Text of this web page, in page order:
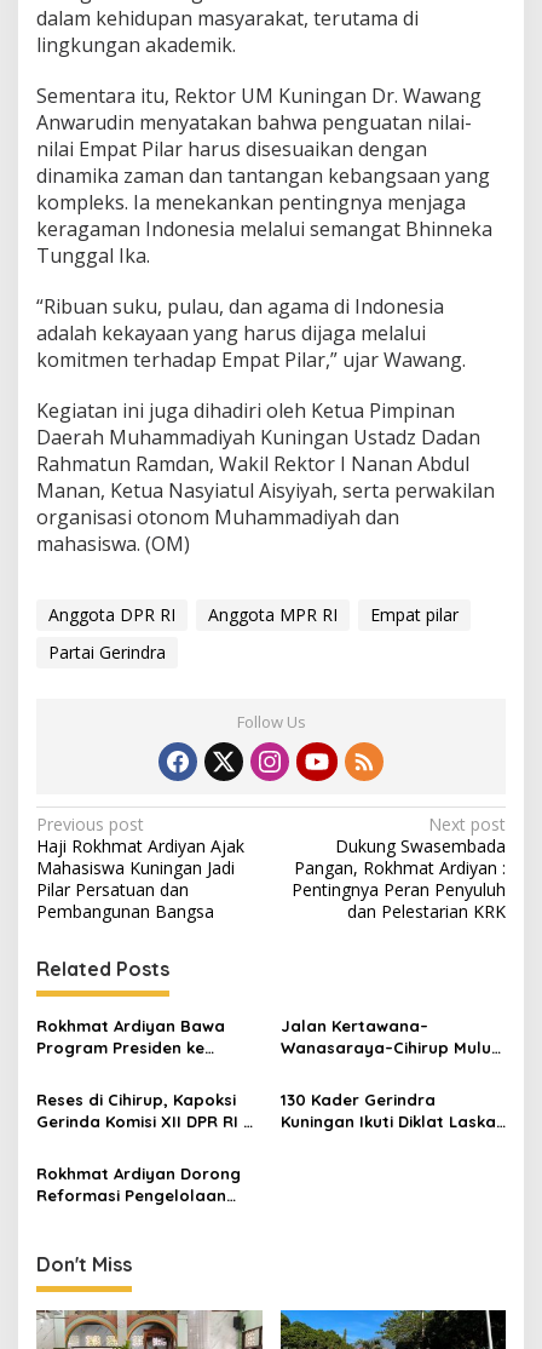
dalam kehidupan masyarakat, terutama di
lingkungan akademik.
Sementara itu, Rektor UM Kuningan Dr. Wawang
Anwarudin menyatakan bahwa penguatan nilai-
nilai Empat Pilar harus disesuaikan dengan
dinamika zaman dan tantangan kebangsaan yang
kompleks. Ia menekankan pentingnya menjaga
keragaman Indonesia melalui semangat Bhinneka
Tunggal Ika.
“Ribuan suku, pulau, dan agama di Indonesia
adalah kekayaan yang harus dijaga melalui
komitmen terhadap Empat Pilar,” ujar Wawang.
Kegiatan ini juga dihadiri oleh Ketua Pimpinan
Daerah Muhammadiyah Kuningan Ustadz Dadan
Rahmatun Ramdan, Wakil Rektor I Nanan Abdul
Manan, Ketua Nasyiatul Aisyiyah, serta perwakilan
organisasi otonom Muhammadiyah dan
mahasiswa. (OM)
Anggota DPR RI Anggota MPR RI
Empat pilar
Partai Gerindra
Follow Us
Post
navigation
Previous post
Haji Rokhmat Ardiyan Ajak
Mahasiswa Kuningan Jadi
Pilar Persatuan dan
Pembangunan Bangsa
Next post
Dukung Swasembada
Pangan, Rokhmat Ardiyan :
Pentingnya Peran Penyuluh
dan Pelestarian KRK
Related Posts
Rokhmat Ardiyan Bawa
Program Presiden ke
Listrik Gratis Disalurkan
Jalan Kertawana–
Wanasaraya–Cihirup Mulus,
Perjuangan Anggota DPR RI
Rokhmat Ardiyan
Reses di Cihirup, Kapoksi
Gerinda Komisi XII DPR RI H
PIP untuk 242 Siswa
130 Kader Gerindra
Kuningan Ikuti Diklat Laskar
Rokhmat Ardiyan Dorong
Reformasi Pengelolaan
Don't Miss